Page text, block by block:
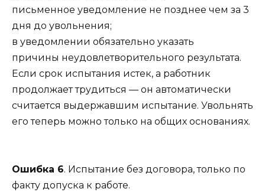
письменное уведомление не позднее чем за 3
дня до увольнения;
в уведомлении обязательно указать
причины неудовлетворительного результата.
Если срок испытания истек, а работник
продолжает трудиться — он автоматически
считается выдержавшим испытание. Увольнять
его теперь можно только на общих основаниях.
Ошибка 6. Испытание без договора, только по
факту допуска к работе.